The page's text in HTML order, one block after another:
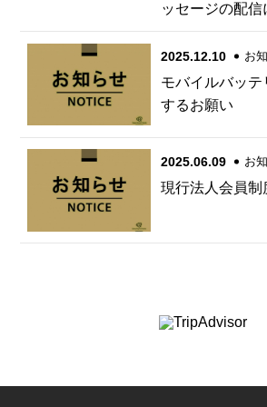
ッセージの配信
2025.12.10 お
モバイルバッテ
するお願い
2025.06.09 お
現行法人会員